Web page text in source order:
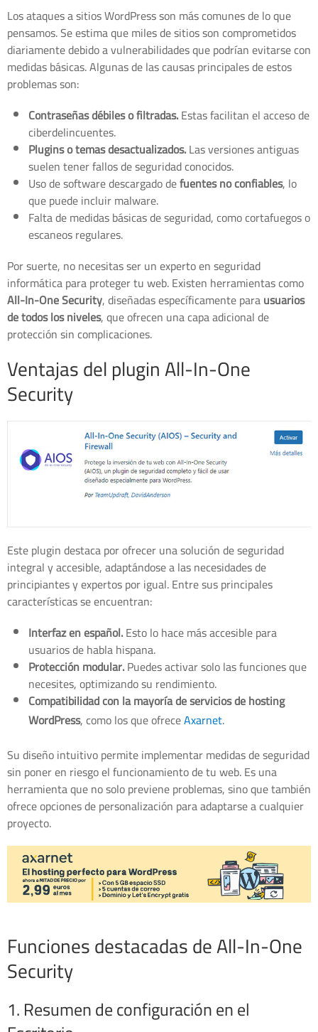
Los ataques a sitios WordPress son más comunes de lo que
pensamos. Se estima que miles de sitios son comprometidos
diariamente debido a vulnerabilidades que podrían evitarse con
medidas básicas. Algunas de las causas principales de estos
problemas son:
Contraseñas débiles o filtradas.Estas facilitan el acceso de
ciberdelincuentes.
Plugins o temas desactualizados.Las versiones antiguas
suelen tener fallos de seguridad conocidos.
Uso de software descargado defuentes no confiables, lo
que puede incluir malware.
Falta de medidas básicas de seguridad, como cortafuegos o
escaneos regulares.
Por suerte, no necesitas ser un experto en seguridad
informática para proteger tu web. Existen herramientas como
All-In-One Security, diseñadas específicamente parausuarios
de todos los niveles, que ofrecen una capa adicional de
protección sin complicaciones.
Ventajas del plugin All-In-One
Security
Este plugin destaca por ofrecer una solución de seguridad
integral y accesible, adaptándose a las necesidades de
principiantes y expertos por igual. Entre sus principales
características se encuentran:
Interfaz en español.Esto lo hace más accesible para
usuarios de habla hispana.
Protección modular.Puedes activar solo las funciones que
necesites, optimizando su rendimiento.
Compatibilidad con la mayoría de servicios de hosting
WordPress, como los que ofreceAxarnet.
Su diseño intuitivo permite implementar medidas de seguridad
sin poner en riesgo el funcionamiento de tu web. Es una
herramienta que no solo previene problemas, sino que también
ofrece opciones de personalización para adaptarse a cualquier
proyecto.
Funciones destacadas de All-In-One
Security
1. Resumen de configuración en el